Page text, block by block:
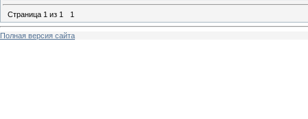
Страница 1 из 1 1
Полная версия сайта